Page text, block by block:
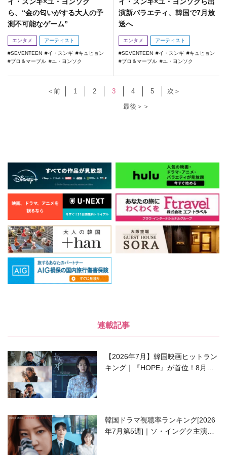
イ・スンギ×ユ・ヨンソク
ら、“金の匂いがする大人の予
測不可能なゲーム”
エンタメ アーティスト
SEVENTEEN イ・スンギ
キュヒョン
ブロ＆マーブル
ユ・ヨンソク
イ・スンギ×ユ・ヨンソクら出
演新バラエティ、韓国で7月放
送へ
エンタメ アーティスト
SEVENTEEN イ・スンギ
キュヒョン
ブロ＆マーブル
ユ・ヨンソク
＜前 1 2 3 4 5
次＞
最後＞＞
連載記事
【2026年7月】韓国映画ヒットラン
キング｜『HOPE』が首位！8月公
韓国ドラマ視聴率ランキング[2026
年7月第5週]｜ソ・イングク主演の